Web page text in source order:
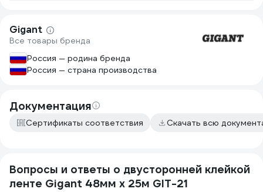
ленты.
Gigant
Все товары бренда
Россия — родина бренда
Россия — страна производства
Документация
Сертификаты соответствия Скачать всю
Вопросы и ответы о двусторонней клейкой
ленте Gigant 48мм х 25м GIT-21